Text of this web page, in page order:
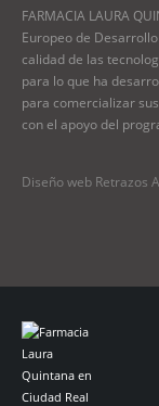
FARMACIA LAURA
Europeo de
calidad de las
para lo que ha
para comercializar
con el apoyo del
Diseño web Retrazos